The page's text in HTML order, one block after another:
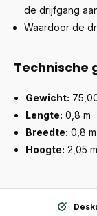
de drijfgang
Waardoor de
Technische
Gewicht:
Lengte: 0,8 m
Breedte: 0,8 m
Hoogte: 2,05 m